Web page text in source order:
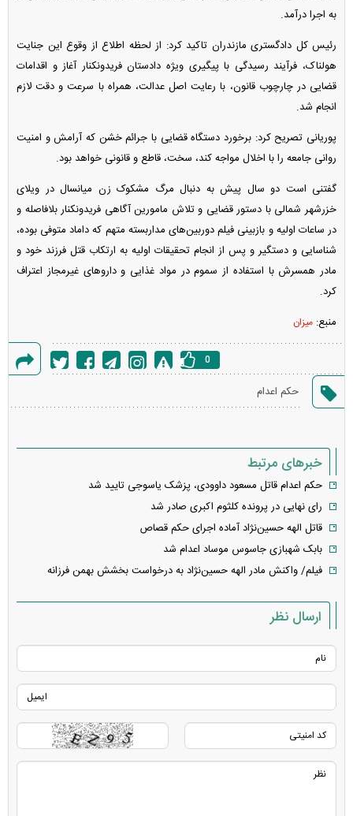
به اجرا درآمد.
رئیس کل دادگستری مازندران تاکید کرد: از لحظه اطلاع از وقوع این جنایت
هولناک، فرآیند رسیدگی با پیگیری ویژه دادستان فریدونکنار آغاز و اقدامات
قضایی در چارچوب قانون، با رعایت اصل عدالت، همراه با سرعت و دقت لازم
انجام شد.
پوریانی تصریح کرد: برخورد دستگاه قضایی با جرائم خشن که آرامش و امنیت
روانی جامعه را با اخلال مواجه کند، سخت، قاطع و قانونی خواهد بود.
گفتنی است دو سال پیش به دنبال مرگ مشکوک زن میانسال در ویلای
خزرشهر شمالی با دستور قضایی و تلاش مامورین آگاهی فریدونکنار بلافاصله و
در ساعات اولیه و بازبینی فیلم دوربین‌های مداربسته متهم که داماد متوفی بوده،
شناسایی و دستگیر و پس از انجام تحقیقات اولیه به ارتکاب قتل فرزند خود و
مادر همسرش با استفاده از سموم در مواد غذایی و دارو‌های غیرمجاز اعتراف
کرد.
منبع: میزان
خطا
0
حکم اعدام
خبرهای مرتبط
حکم اعدام قاتل مسعود داوودی، پزشک یاسوجی تایید شد
رای نهایی در پرونده کلثوم اکبری صادر شد
قاتل الهه حسین‌نژاد آماده اجرای حکم قصاص
بابک شهبازی جاسوس موساد اعدام شد
فیلم/ واکنش مادر الهه حسین‌نژاد به درخواست بخشش بهمن فرزانه
ارسال نظر